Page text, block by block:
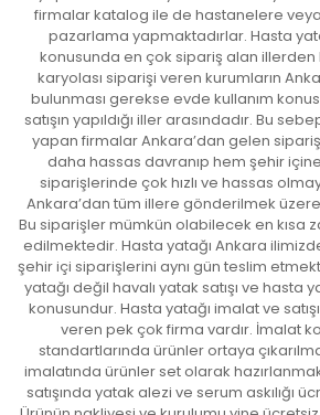
firmalar katalog ile de hastanelere veya
pazarlama yapmaktadırlar. Hasta
konusunda en çok sipariş alan illerden
karyolası siparişi veren kurumların
bulunması gerekse evde kullanım
satışın yapıldığı iller arasındadır. Bu
yapan firmalar Ankara’dan gelen
daha hassas davranıp hem şehir
siparişlerinde çok hızlı ve hassas
Ankara’dan tüm illere gönderilmek
Bu siparişler mümkün olabilecek en kısa
edilmektedir. Hasta yatağı Ankara
şehir içi siparişlerini aynı gün teslim
yatağı değil havalı yatak satışı ve hasta
konusundur. Hasta yatağı imalat ve
veren pek çok firma vardır. İmalat
standartlarında ürünler ortaya
imalatında ürünler set olarak
satışında yatak alezi ve serum askılığı